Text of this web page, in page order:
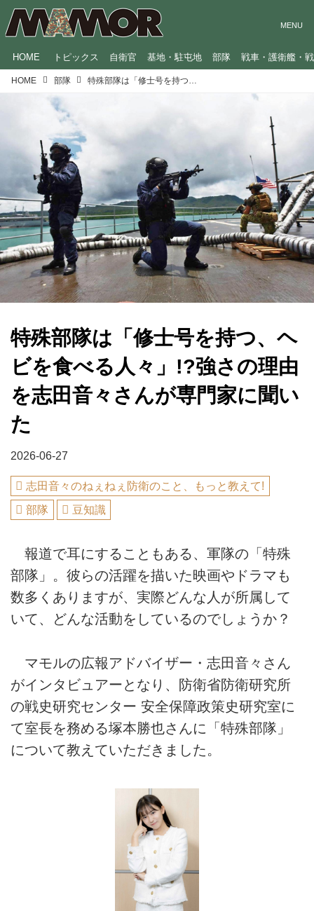
HOME トピックス 自衛官 基地・駐屯地 部隊 戦車・護衛艦・
HOME 部隊
特殊部隊は「修士号を持つ、ヘ
ビを食べる人々」!?強さの理由
を志田音々さんが専門家に聞い
た
2026-06-27
志田音々のねぇねぇ防衛のこと、もっと教えて!
部隊
豆知識
報道で耳にすることもある、軍隊の「特殊
部隊」。彼らの活躍を描いた映画やドラマも
数多くありますが、実際どんな人が所属して
いて、どんな活動をしているのでしょうか？
マモルの広報アドバイザー・志田音々さん
がインタビュアーとなり、防衛省防衛研究所
の戦史研究センター 安全保障政策史研究室に
て室長を務める塚本勝也さんに「特殊部隊」
について教えていただきました。